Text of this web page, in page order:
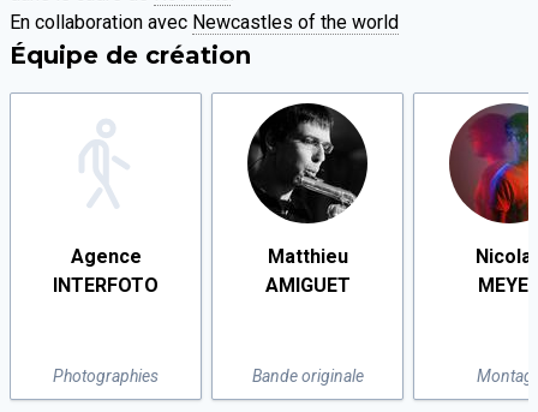
En collaboration avec Newcastles of the world
Équipe de création
Agence
INTERFOTO
Photographies
Matthieu
AMIGUET
Bande originale